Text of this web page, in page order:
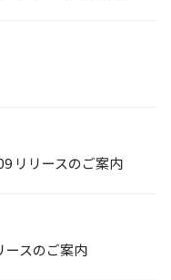
リリースのご案内
ースのご案内